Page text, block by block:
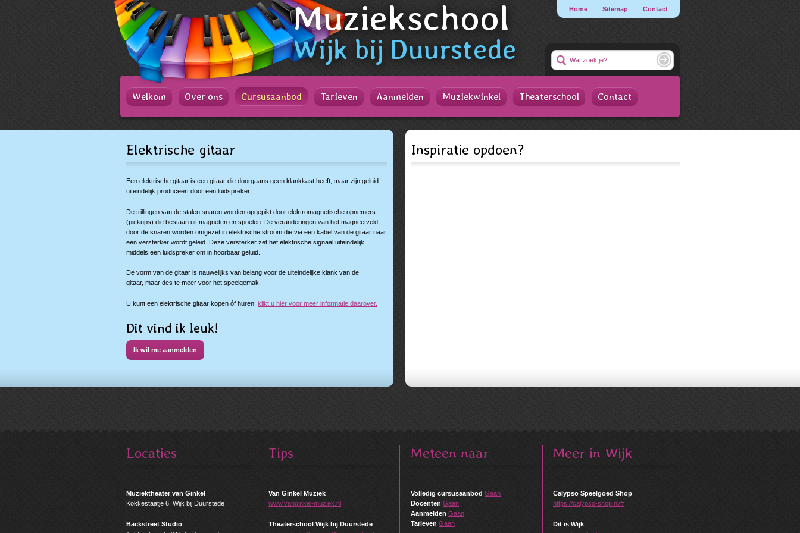
Muziekschool
Wijk bij Duurstede Zoeken:
Home Sitemap Contact
Elektrische gitaar
Een elektrische gitaar is een gitaar die doorgaans geen klankkast heeft, maar zijn geluid
uiteindelijk produceert door een luidspreker.
De trillingen van de stalen snaren worden opgepikt door elektromagnetische opnemers
(pickups) die bestaan uit magneten en spoelen. De veranderingen van het magneetveld
door de snaren worden omgezet in elektrische stroom die via een kabel van de gitaar naar
een versterker wordt geleid. Deze versterker zet het elektrische signaal uiteindelijk
middels een luidspreker om in hoorbaar geluid.
De vorm van de gitaar is nauwelijks van belang voor de uiteindelijke klank van de
gitaar, maar des te meer voor het speelgemak.
U kunt een elektrische gitaar kopen óf huren: klikt u hier voor meer informatie daarover.
Dit vind ik leuk!
Ik wil me aanmelden
Inspiratie opdoen?
Welkom Over ons Cursusaanbod Tarieven Aanmelden Muziekwinkel Theaterschool Contact
Locaties
Muziektheater van Ginkel
Kokkestaatje 6, Wijk bij Duurstede
Backstreet Studio
Tips
Van Ginkel Muziek
www.vanginkel-muziek.nl
Theaterschool Wijk bij Duurstede
Meteen naar
Volledig cursusaanbod Gaan
Docenten Gaan
Aanmelden Gaan
Tarieven Gaan
Meer in Wijk
Calypso Speelgoed Shop
https://calypso-shop.nl/#
Dit is Wijk